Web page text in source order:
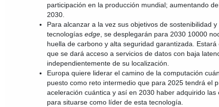
participación en la producción mundial; aumentando
2030.
Para alcanzar a la vez sus objetivos de sostenibilidad
tecnologías edge , se desplegarán para 2030 10000
huella de carbono y alta seguridad garantizada.
que se dará acceso a servicios de datos con baja
independientemente de su localización.
Europa quiere liderar el camino de la computación
puesto como reto intermedio que para 2025 tendrá el
aceleración cuántica y así en 2030 haber adquirido las
para situarse como líder de esta tecnología.